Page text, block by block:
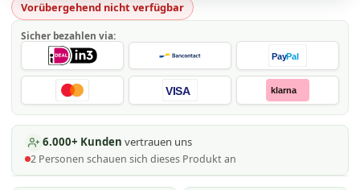
Vorübergehend nicht verfügbar
Sicher bezahlen via:
PayPal
VISA klarna
6.000+ Kunden vertrauen uns
2 Personen schauen sich dieses Produkt an